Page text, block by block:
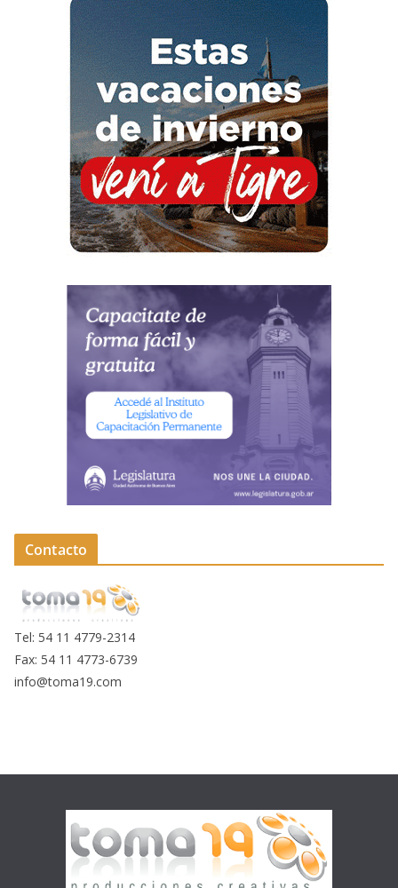
Contacto
Tel: 54 11 4779-2314
Fax: 54 11 4773-6739
info@toma19.com